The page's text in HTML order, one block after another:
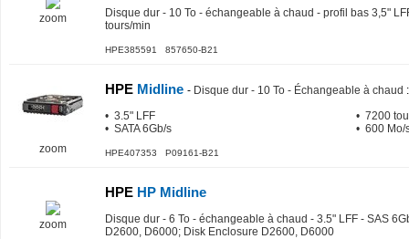
zoom
Disque dur - 10 To - échangeable à chaud - profil bas 3,5"
tours/min
HPE385591 857650-B21
zoom
HPE Midline - Disque dur - 10 To - Échangeable à chaud :
• 3.5" LFF
• SATA 6Gb/s
• 7200
• 600 Mo/
HPE407353 P09161-B21
zoom
HPE HP Midline
Disque dur - 6 To - échangeable à chaud - 3.5" LFF - SAS
D2600, D6000; Disk Enclosure D2600, D6000